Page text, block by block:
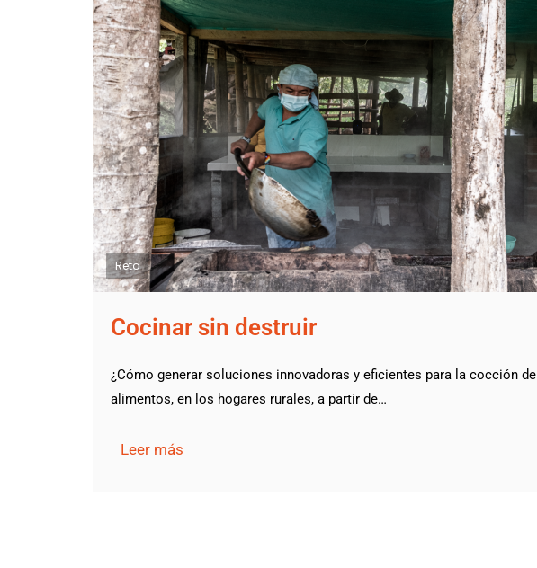
Reto
Cocinar sin destruir
¿Cómo generar soluciones innovadoras y eficientes para la cocción de
alimentos, en los hogares rurales, a partir de…
Leer más